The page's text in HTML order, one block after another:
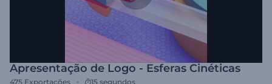
Apresentação de Logo - Esferas Cinéticas
475 Exportações 15 segundos